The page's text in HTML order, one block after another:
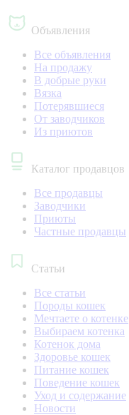
Объявления
Все объявления
На продажу
В добрые руки
Вязка
Потерявшиеся
От заводчиков
Из приютов
Каталог продавцов
Все продавцы
Заводчики
Приюты
Частные продавцы
Статьи
Все статьи
Породы кошек
Мечтаете о котенке
Выбираем котенка
Котенок дома
Здоровье кошек
Питание кошек
Поведение кошек
Уход и содержание
Новости